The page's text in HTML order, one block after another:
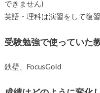
できません)
英語・理科は演習をして復
受験勉強で使っていた
鉄壁、FocusGold